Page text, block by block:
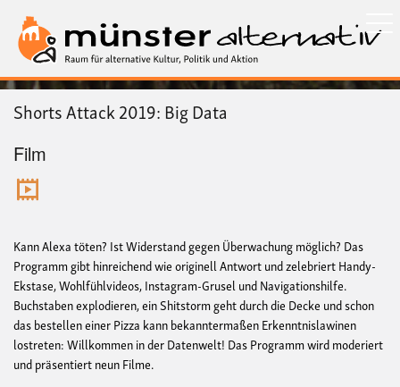
zum
Inhalt
Shorts Attack 2019: Big Data
Film
Kann Alexa töten? Ist Widerstand gegen Überwachung möglich? Das
Programm gibt hinreichend wie originell Antwort und zelebriert Handy-
Ekstase, Wohlfühlvideos, Instagram-Grusel und Navigationshilfe.
Buchstaben explodieren, ein Shitstorm geht durch die Decke und schon
das bestellen einer Pizza kann bekanntermaßen Erkenntnislawinen
lostreten: Willkommen in der Datenwelt! Das Programm wird moderiert
und präsentiert neun Filme.